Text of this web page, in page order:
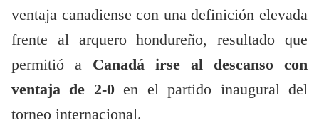
ventaja canadiense con una definición elevada
frente al arquero hondureño, resultado que
permitió a Canadá irse al descanso con
ventaja de 2-0en el partido inaugural del
torneo internacional.